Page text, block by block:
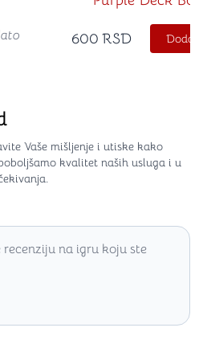
600 RSD
Vaše mišljenje i utiske kako
kvalitet naših usluga i u
na igru koju ste